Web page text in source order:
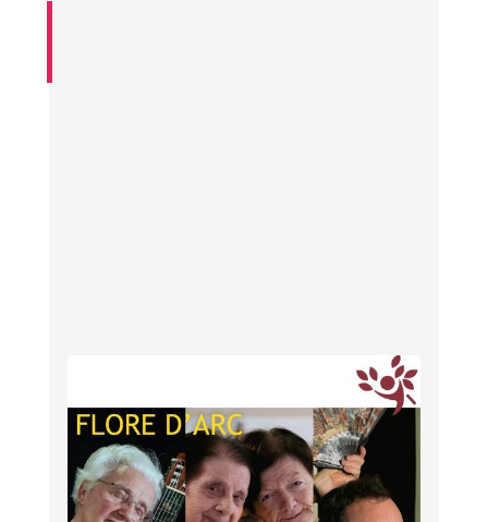
7Janvier2026
« Chantons le voyage » : un
magnifique projet artistique,
participatif et intergénérationnel à
Flore d’Arc